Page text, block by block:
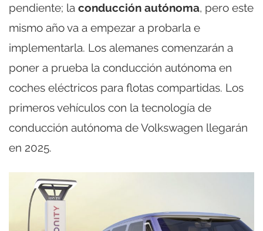
pendiente; la conducción autónoma, pero este
mismo año va a empezar a probarla e
implementarla. Los alemanes comenzarán a
poner a prueba la conducción autónoma en
coches eléctricos para flotas compartidas. Los
primeros vehículos con la tecnología de
conducción autónoma de Volkswagen llegarán
en 2025.